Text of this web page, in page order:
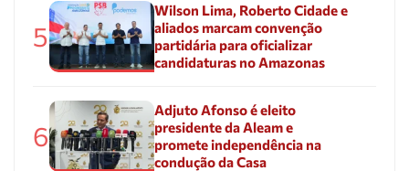
5
Wilson Lima, Roberto Cidade e
aliados marcam convenção
partidária para oficializar
candidaturas no Amazonas
6
Adjuto Afonso é eleito
presidente da Aleam e
promete independência na
condução da Casa